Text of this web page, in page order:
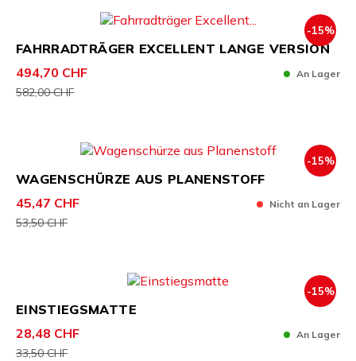
FAHRRADTRÄGER EXCELLENT LANGE VERSION
494,70 CHF
-15%
582,00 CHF
An Lager
WAGENSCHÜRZE AUS PLANENSTOFF
45,47 CHF
-15%
53,50 CHF
Nicht an Lager
EINSTIEGSMATTE
28,48 CHF
-15%
33,50 CHF
An Lager